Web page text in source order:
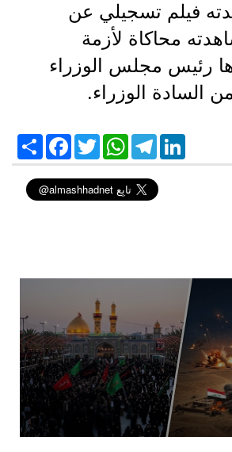
فيلم تسجيلي عن
محاكاة لأزمة
رئيس مجلس الوزراء
السادة الوزراء.
S
h
a
r
e
F
a
c
e
b
o
T
w
i
t
t
e
W
h
a
t
s
A
T
e
l
e
g
r
L
i
n